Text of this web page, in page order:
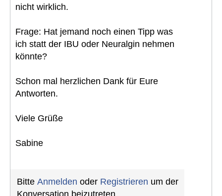
nicht wirklich.
Frage: Hat jemand noch einen Tipp was
ich statt der IBU oder Neuralgin nehmen
könnte?
Schon mal herzlichen Dank für Eure
Antworten.
Viele Grüße
Sabine
Bitte Anmelden oder Registrieren um der
Konversation beizutreten.